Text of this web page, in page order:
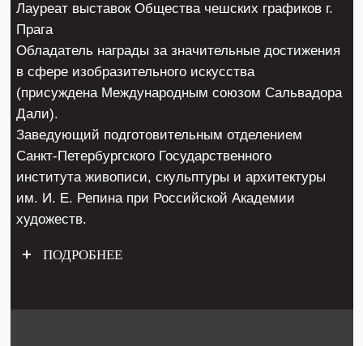
Лауреат выставок Общества чешских графиков г.
Прага
Обладатель награды за значительные достижения
в сфере изобразительного искусства
(присуждена Международным союзом Сальвадора
Дали).
Заведующий подготовительным отделением
Санкт-Петербургского Государственного
института живописи, скульптуры и архитектуры
им. И. Е. Репина при Российской Академии
художеств.
ПОДРОБНЕЕ